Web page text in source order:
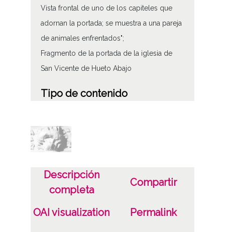
Vista frontal de uno de los capiteles que
adornan la portada; se muestra a una pareja
de animales enfrentados";
Fragmento de la portada de la iglesia de
San Vicente de Hueto Abajo
Tipo de contenido
Características del soporte
Tipo de imagen: Positivos Imagen Final:
B/N;
Descripción
completa
Compartir
OAI visualization Permalink